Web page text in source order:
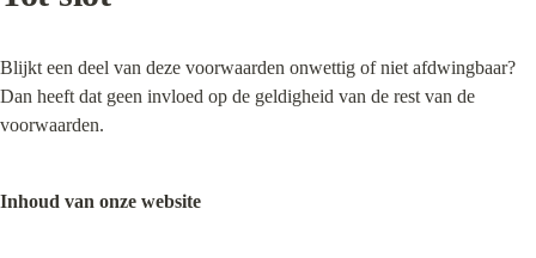
Blijkt een deel van deze voorwaarden onwettig of niet afdwingbaar?
Dan heeft dat geen invloed op de geldigheid van de rest van de
voorwaarden.
Inhoud van onze website